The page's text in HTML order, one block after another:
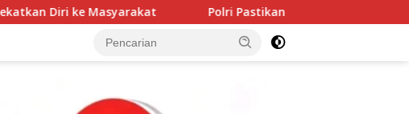
Polri Pastikan Proses Pemeriksaan Personel di Aceh